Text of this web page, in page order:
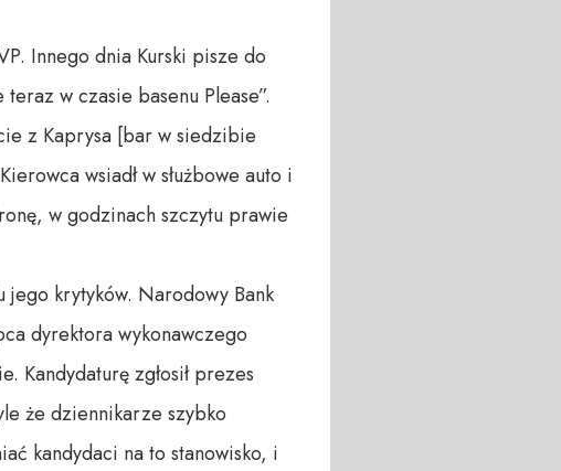
Innego dnia Kurski pisze do
w czasie basenu Please”.
z Kaprysa [bar w siedzibie
wsiadł w służbowe auto i
w godzinach szczytu prawie
jego krytyków. Narodowy Bank
dyrektora wykonawczego
Kandydaturę zgłosił prezes
że dziennikarze szybko
kandydaci na to stanowisko, i